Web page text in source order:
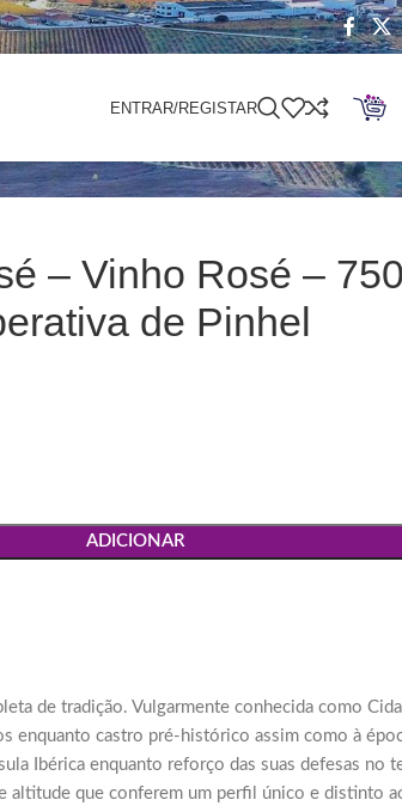
ENTRAR/REGISTAR
– Vinho Rosé –
de Pinhel
ADICIONAR
de tradição. Vulgarmente conhecida como
enquanto castro pré-histórico assim como à
Ibérica enquanto reforço das suas defesas no
altitude que conferem um perfil único e distinto